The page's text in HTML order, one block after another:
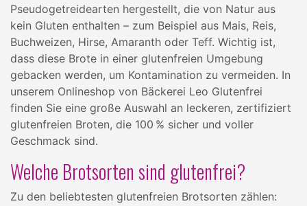
Pseudogetreidearten hergestellt, die von Natur aus
kein Gluten enthalten – zum Beispiel aus Mais, Reis,
Buchweizen, Hirse, Amaranth oder Teff. Wichtig ist,
dass diese Brote in einer glutenfreien Umgebung
gebacken werden, um Kontamination zu vermeiden. In
unserem Onlineshop von Bäckerei Leo Glutenfrei
finden Sie eine große Auswahl an leckeren, zertifiziert
glutenfreien Broten, die 100 % sicher und voller
Geschmack sind.
Welche Brotsorten sind glutenfrei?
Zu den beliebtesten glutenfreien Brotsorten zählen: